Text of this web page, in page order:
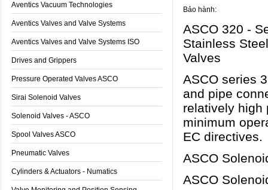
Aventics Vacuum Technologies
Aventics Valves and Valve Systems
Aventics Valves and Valve Systems ISO
Drives and Grippers
Pressure Operated Valves ASCO
Sirai Solenoid Valves
Solenoid Valves - ASCO
Spool Valves ASCO
Pneumatic Valves
Cylinders & Actuators - Numatics
Bảo hành:
ASCO 320 -
Stainless
Valves
ASCO series
and pipe
relatively high
minimum
EC directives.
ASCO
ASCO